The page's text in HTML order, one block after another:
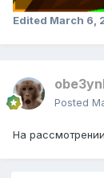
Edited March 6,
Posted
На рассмотрении